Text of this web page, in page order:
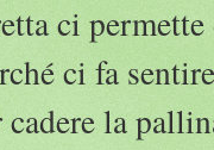
ci
ci fa
cadere la